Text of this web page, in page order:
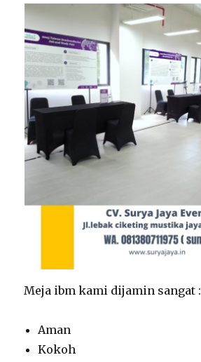
Meja ibm kami dijamin sangat :
Aman
Kokoh